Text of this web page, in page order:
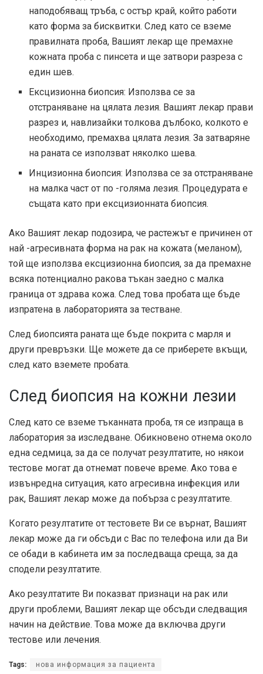
наподобяващ тръба, с остър край, който работи
като форма за бисквитки. След като се вземе
правилната проба, Вашият лекар ще премахне
кожната проба с пинсета и ще затвори разреза с
един шев.
Ексцизионна биопсия: Използва се за
отстраняване на цялата лезия. Вашият лекар прави
разрез и, навлизайки толкова дълбоко, колкото е
необходимо, премахва цялата лезия. За затваряне
на раната се използват няколко шева.
Инцизионна биопсия: Използва се за отстраняване
на малка част от по -голяма лезия. Процедурата е
същата като при ексцизионната биопсия.
Ако Вашият лекар подозира, че растежът е причинен от
най -агресивната форма на рак на кожата (меланом),
той ще използва ексцизионна биопсия, за да премахне
всяка потенциално ракова тъкан заедно с малка
граница от здрава кожа. След това пробата ще бъде
изпратена в лабораторията за тестване.
След биопсията раната ще бъде покрита с марля и
други превръзки. Ще можете да се приберете вкъщи,
след като вземете пробата.
След биопсия на кожни лезии
След като се вземе тъканната проба, тя се изпраща в
лаборатория за изследване. Обикновено отнема около
една седмица, за да се получат резултатите, но някои
тестове могат да отнемат повече време. Ако това е
извънредна ситуация, като агресивна инфекция или
рак, Вашият лекар може да побърза с резултатите.
Когато резултатите от тестовете Ви се върнат, Вашият
лекар може да ги обсъди с Вас по телефона или да Ви
се обади в кабинета им за последваща среща, за да
сподели резултатите.
Ако резултатите Ви показват признаци на рак или
други проблеми, Вашият лекар ще обсъди следващия
начин на действие. Това може да включва други
тестове или лечения.
Tags: нова информация за пациента